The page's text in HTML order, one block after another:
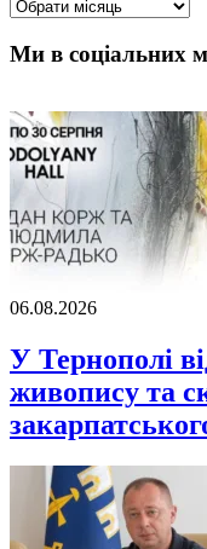
Ми в соціальних
06.08.2026
У Тернополі
живопису та